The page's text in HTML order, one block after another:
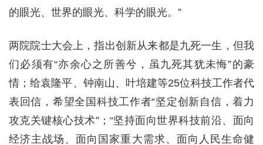
的眼光、世界的眼光、科学的眼光。”
两院院士大会上，指出创新从来都是九死一生，但我
们必须有“亦余心之所善兮，虽九死其犹未悔”的豪
情；给袁隆平、钟南山、叶培建等25位科技工作者代
表回信，希望全国科技工作者“坚定创新自信，着力
攻克关键核心技术”；“坚持面向世界科技前沿、面向
经济主战场、面向国家重大需求、面向人民生命健